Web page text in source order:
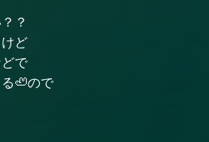
？
ど
で
🦥ので